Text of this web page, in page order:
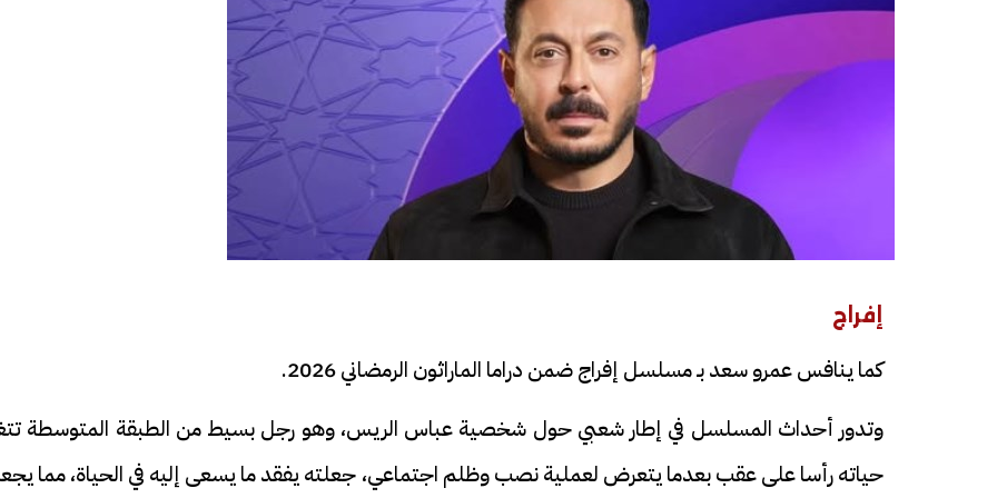
إفراج
كما ينافس عمرو سعد بـ مسلسل إفراج ضمن دراما الماراثون الرمضاني 2026.
وتدور أحداث المسلسل في إطار شعبي حول شخصية عباس الريس، وهو رجل بسيط من الطبقة المتوسطة
حياته رأسا على عقب بعدما يتعرض لعملية نصب وظلم اجتماعي، جعلته يفقد ما يسعى إليه في الحياة، مما